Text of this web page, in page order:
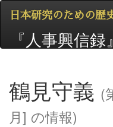
日本研究のための歴
『人事興信
鶴見守義 (
月] の情報)